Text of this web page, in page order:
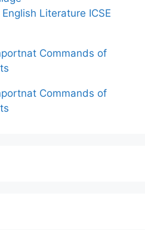
Literature ICSE
Commands of
Commands of